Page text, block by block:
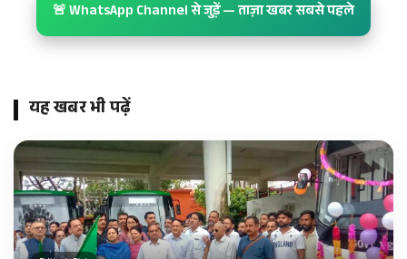
🚨 WhatsApp Channel से जुड़ें — ताज़ा खबर सबसे पहले
यह खबर भी पढ़ें